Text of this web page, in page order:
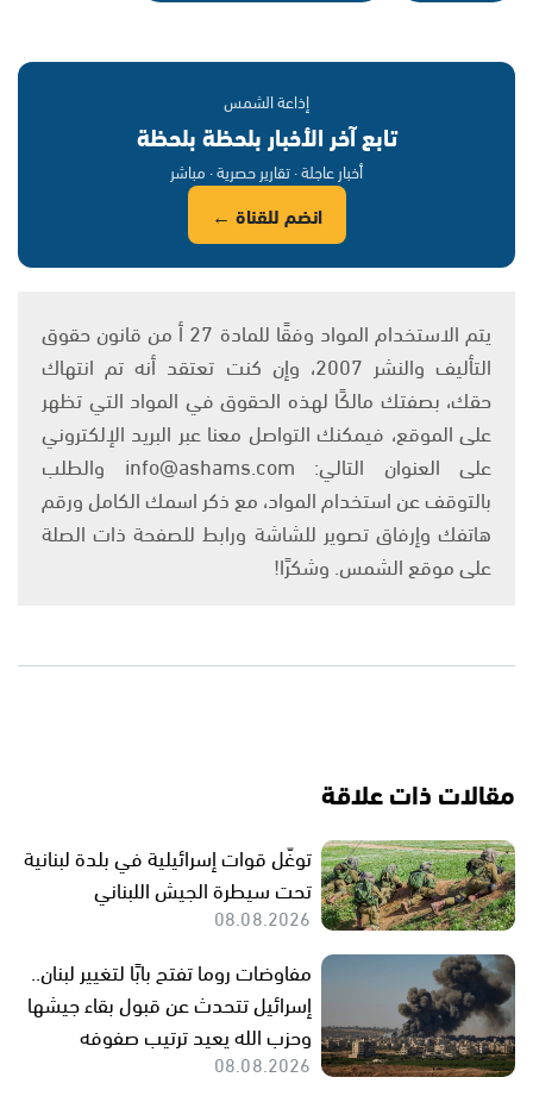
إذاعة الشمس
تابع آخر الأخبار بلحظة بلحظة
أخبار عاجلة · تقارير حصرية · مباشر
انضم للقناة ←
يتم الاستخدام المواد وفقًا للمادة 27 أ من قانون حقوق
التأليف والنشر 2007، وإن كنت تعتقد أنه تم انتهاك
حقك، بصفتك مالكًا لهذه الحقوق في المواد التي تظهر
على الموقع، فيمكنك التواصل معنا عبر البريد الإلكتروني
على العنوان التالي: info@ashams.com والطلب
بالتوقف عن استخدام المواد، مع ذكر اسمك الكامل ورقم
هاتفك وإرفاق تصوير للشاشة ورابط للصفحة ذات الصلة
على موقع الشمس. وشكرًا!
مقالات ذات علاقة
توغّل قوات إسرائيلية في بلدة لبنانية
تحت سيطرة الجيش اللبناني
08.08.2026
مفاوضات روما تفتح بابًا لتغيير لبنان..
إسرائيل تتحدث عن قبول بقاء جيشها
وحزب الله يعيد ترتيب صفوفه
08.08.2026